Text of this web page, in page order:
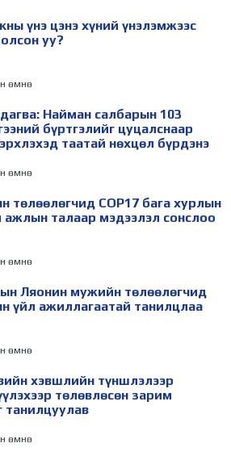
айлчлалынхаа хүрээнд
үнэ цэнэ хүний үнэлэмжээс
уу?
өмнө
Найман салбарын 103
бүртгэлийг цуцалснаар
таатай нөхцөл бүрдэнэ
өмнө
төлөөлөгчид COP17 бага хурлын
ажлын талаар мэдээлэл сонслоо
өмнө
Ляонин мужийн төлөөлөгчид
үйл ажиллагаатай танилцлаа
өмнө
хэвшлийн түншлэлээр
төлөвлөсөн зарим
танилцуулав
өмнө